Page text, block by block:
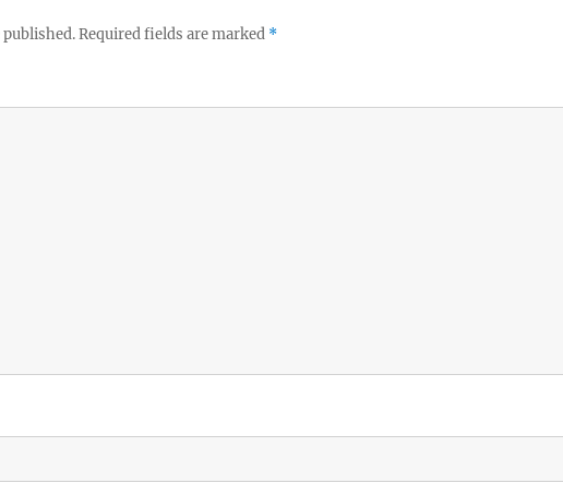
Required fields are marked *